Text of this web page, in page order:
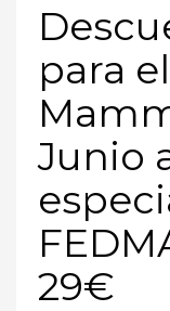
para
Junio
29€